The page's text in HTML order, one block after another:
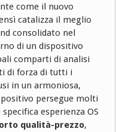
come il nuovo
catalizza il meglio
consolidato nel
di un dispositivo
comparti di analisi
di forza di tutti i
in un armoniosa,
persegue molti
esperienza OS
qualità-prezzo,